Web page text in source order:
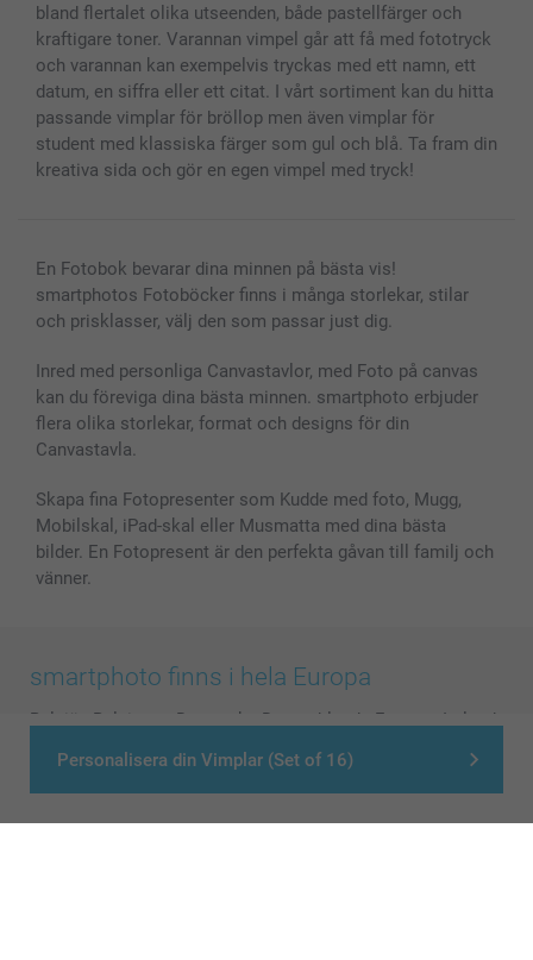
Personalisera din Vimplar (Set of 16)
bland flertalet olika utseenden, både pastellfärger och
kraftigare toner. Varannan vimpel går att få med fototryck
och varannan kan exempelvis tryckas med ett namn, ett
datum, en siffra eller ett citat. I vårt sortiment kan du hitta
passande vimplar för bröllop men även vimplar för
student med klassiska färger som gul och blå. Ta fram din
kreativa sida och gör en egen vimpel med tryck!
En Fotobok bevarar dina minnen på bästa vis!
smartphotos Fotoböcker finns i många storlekar, stilar
och prisklasser, välj den som passar just dig.
Inred med personliga Canvastavlor, med Foto på canvas
kan du föreviga dina bästa minnen. smartphoto erbjuder
flera olika storlekar, format och designs för din
Canvastavla.
Skapa fina Fotopresenter som Kudde med foto, Mugg,
Mobilskal, iPad-skal eller Musmatta med dina bästa
bilder. En Fotopresent är den perfekta gåvan till familj och
vänner.
smartphoto finns i hela Europa
België Belgique Danmark Deutschland France
Ireland
Nederland - Norge Österreich Schweiz